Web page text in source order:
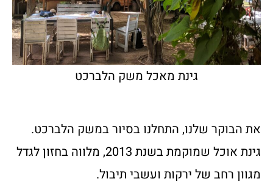
גינת מאכל משק הלברכט
את הבוקר שלנו, התחלנו בסיור במשק הלברכט.
גינת אוכל שמוקמת בשנת 2013, מלווה בחזון לגדל
מגוון רחב של ירקות ועשבי תיבול.